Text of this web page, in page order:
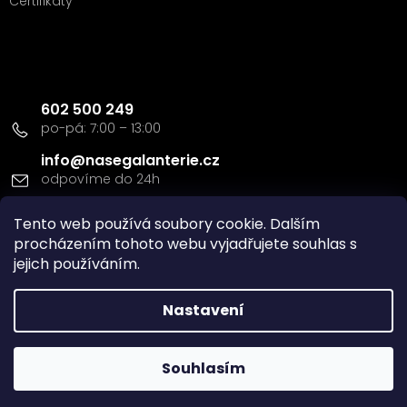
Tento web používá soubory cookie. Dalším
procházením tohoto webu vyjadřujete souhlas s
jejich používáním.
Nastavení
Souhlasím
info@nasegalanterie.cz
602 500 249
Doprava a platba
Vytvořil Shoptet
Naše Galanterie s.r.o
vyhrazena.